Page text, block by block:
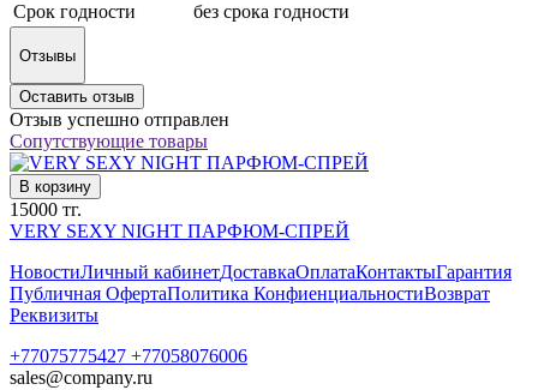
Срок годности
без срока годности
Отзывы
Оставить отзыв
Отзыв успешно отправлен
Сопутствующие товары
В корзину
15000 тг.
VERY SEXY NIGHT ПАРФЮМ-СПРЕЙ
НовостиЛичный кабинетДоставкаОплатаКонтактыГарантия
Публичная ОфертаПолитика КонфиенциальностиВозврат
Реквизиты
+77075775427 +77058076006
sales@company.ru